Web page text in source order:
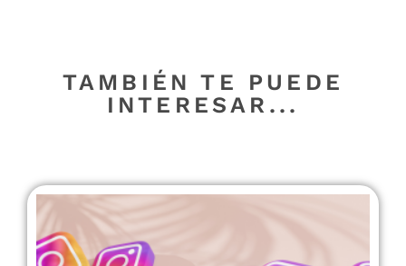
TAMBIÉN TE PUEDE
INTERESAR...